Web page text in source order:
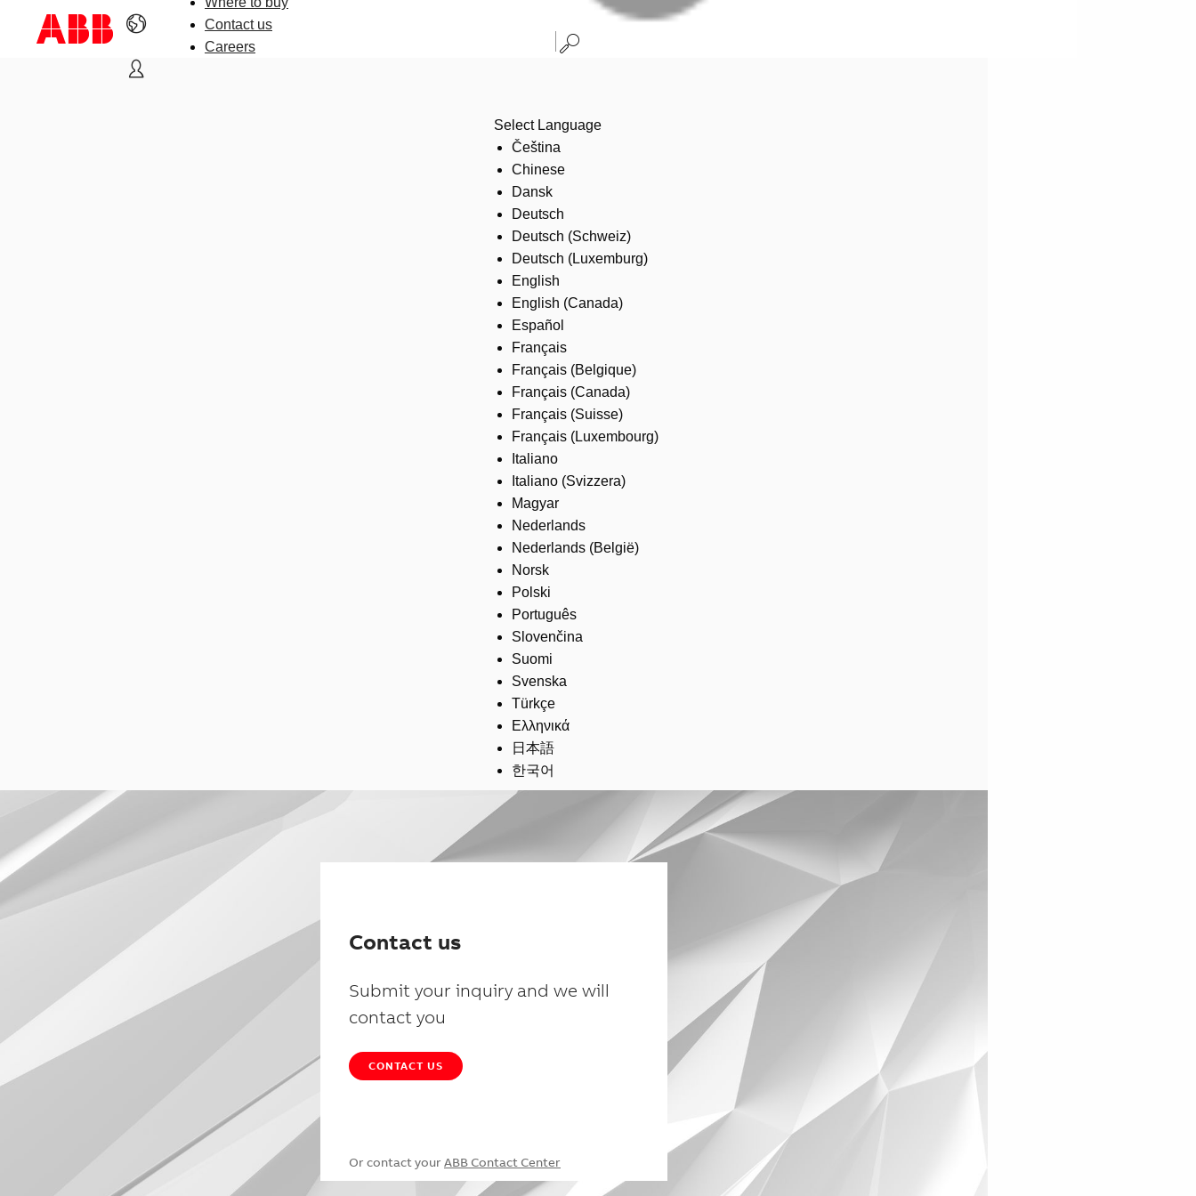
Contact us
Careers
Select Language
Čeština
Chinese
Dansk
Deutsch
Deutsch (Schweiz)
Deutsch (Luxemburg)
English
English (Canada)
Español
Français
Français (Belgique)
Français (Canada)
Français (Suisse)
Français (Luxembourg)
Italiano
Italiano (Svizzera)
Magyar
Nederlands
Nederlands (België)
Norsk
Polski
Português
Slovenčina
Suomi
Svenska
Türkçe
Ελληνικά
日本語
한국어
Contact us
Submit your inquiry and we will
contact you
CONTACT US
Or contact your ABB Contact Center